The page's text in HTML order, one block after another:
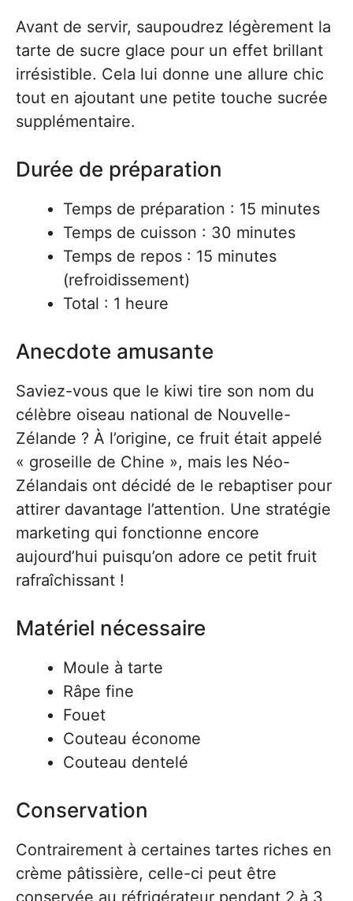
Avant de servir, saupoudrez légèrement la
tarte de sucre glace pour un effet brillant
irrésistible. Cela lui donne une allure chic
tout en ajoutant une petite touche sucrée
supplémentaire.
Durée de préparation
Temps de préparation : 15 minutes
Temps de cuisson : 30 minutes
Temps de repos : 15 minutes
(refroidissement)
Total : 1 heure
Anecdote amusante
Saviez-vous que le kiwi tire son nom du
célèbre oiseau national de Nouvelle-
Zélande ? À l’origine, ce fruit était appelé
« groseille de Chine », mais les Néo-
Zélandais ont décidé de le rebaptiser pour
attirer davantage l’attention. Une stratégie
marketing qui fonctionne encore
aujourd’hui puisqu’on adore ce petit fruit
rafraîchissant !
Matériel nécessaire
Moule à tarte
Râpe fine
Fouet
Couteau économe
Couteau dentelé
Conservation
Contrairement à certaines tartes riches en
crème pâtissière, celle-ci peut être
conservée au réfrigérateur pendant 2 à 3